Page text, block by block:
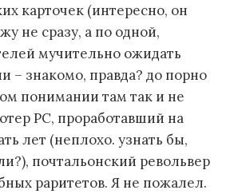
карточек (интересно, он
не сразу, а по одной,
мучительно ожидать
– знакомо, правда? до порно
понимании там так и не
РС, проработавший на
лет (неплохо. узнать бы,
почтальонский револьвер
раритетов. Я не пожалел.